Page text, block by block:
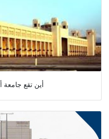
أين تقع